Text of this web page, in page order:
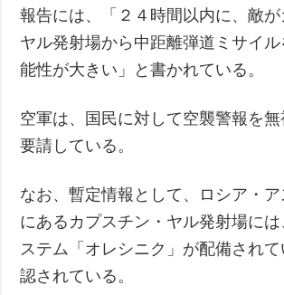
報告には、「２４時間以内に、敵が
ヤル発射場から中距離弾道ミサイ
能性が大きい」と書かれている。
空軍は、国民に対して空襲警報を無
要請している。
なお、暫定情報として、ロシア・ア
にあるカプスチン・ヤル発射場に
ステム「オレシニク」が配備され
認されている。